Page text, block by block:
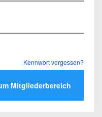
Kennwort vergessen?